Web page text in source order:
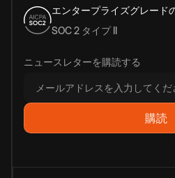
エンタープライズグレード
SOC 2 タイプ II
ニュースレターを購読する